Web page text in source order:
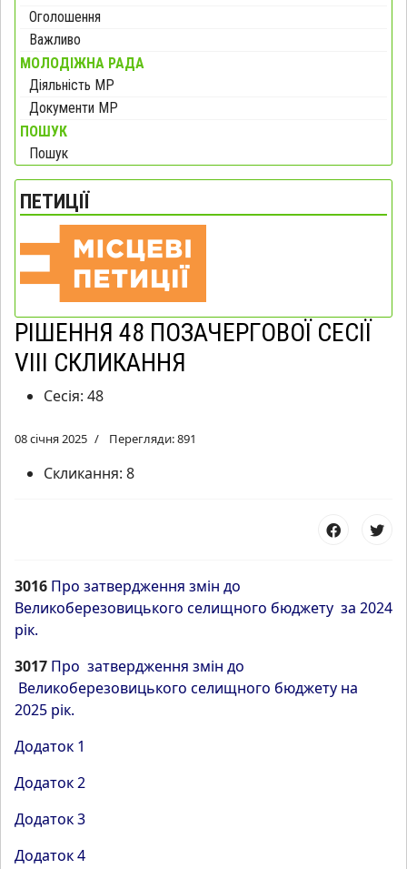
Оголошення
Важливо
МОЛОДІЖНА РАДА
Діяльність МР
Документи МР
ПОШУК
Пошук
ПЕТИЦІЇ
РІШЕННЯ 48 ПОЗАЧЕРГОВОЇ СЕСІЇ
VIII СКЛИКАННЯ
Сесія: 48
08 січня 2025 Перегляди: 891
Скликання: 8
3016 Про затвердження змін до
Великоберезовицького селищного бюджету за 2024
рік.
3017 Про затвердження змін до
Великоберезовицького селищного бюджету на
2025 рік.
Додаток 1
Додаток 2
Додаток 3
Додаток 4